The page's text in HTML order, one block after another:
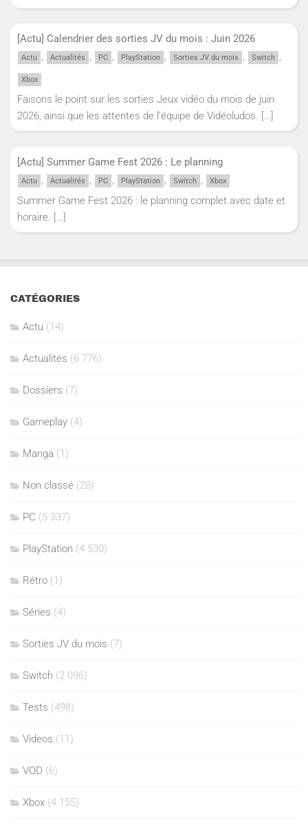
[Actu] Calendrier des sorties JV du mois : Juin 2026
Actu , Actualités , PC , PlayStation , Sorties JV du mois , Switch ,
Xbox
Faisons le point sur les sorties Jeux vidéo du mois de juin
2026, ainsi que les attentes de l'équipe de Vidéoludos. […]
[Actu] Summer Game Fest 2026 : Le planning
Actu Actualités PC PlayStation Switch Xbox
Summer Game Fest 2026 : le planning complet avec date et
horaire.
[…]
CATÉGORIES
Actu (14)
Actualités (6 776)
Dossiers (7)
Gameplay (4)
Manga (1)
Non classé (28)
PC (5 337)
PlayStation (4 530)
Rétro (1)
Séries (4)
Sorties JV du mois (7)
Switch (2 096)
Tests (498)
Videos (11)
VOD (6)
Xbox (4 155)